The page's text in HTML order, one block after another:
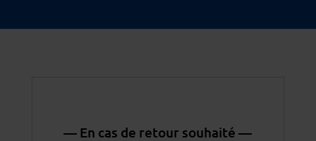
— En cas de retour souhaité —